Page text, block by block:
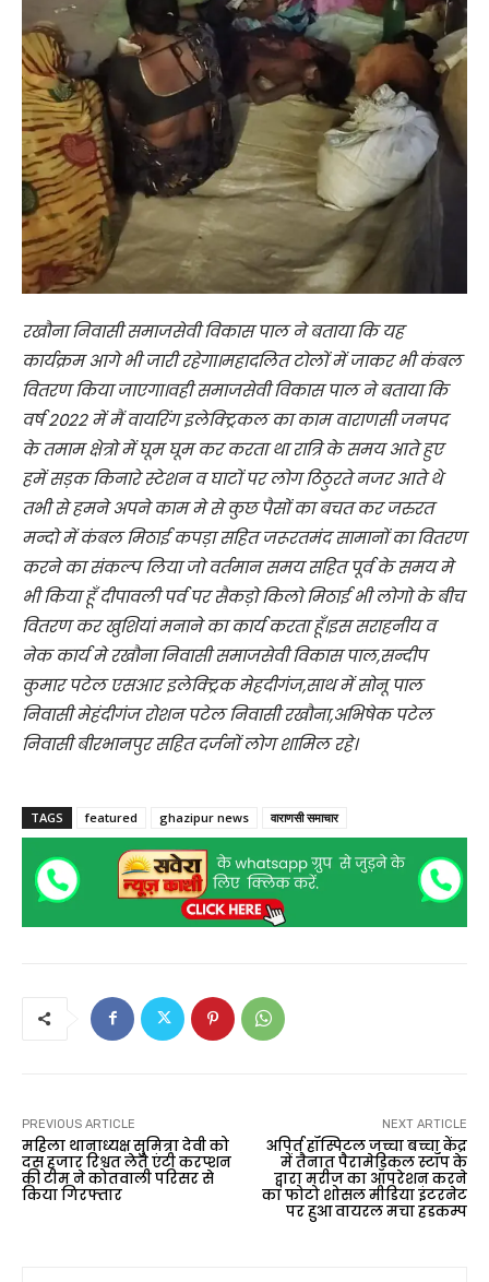
रखौना निवासी समाजसेवी विकास पाल ने बताया कि यह
कार्यक्रम आगे भी जारी रहेगा।महादलित टोलों में जाकर भी कंबल
वितरण किया जाएगा।वही समाजसेवी विकास पाल ने बताया कि
वर्ष 2022 में मैं वायरिंग इलेक्ट्रिकल का काम वाराणसी जनपद
के तमाम क्षेत्रो में घूम घूम कर करता था रात्रि के समय आते हुए
हमें सड़क किनारे स्टेशन व घाटों पर लोग ठिठुरते नजर आते थे
तभी से हमने अपने काम मे से कुछ पैसों का बचत कर जरुरत
मन्दो में कंबल मिठाई कपड़ा सहित जरूरतमंद सामानों का वितरण
करने का संकल्प लिया जो वर्तमान समय सहित पूर्व के समय मे
भी किया हूँ दीपावली पर्व पर सैकड़ो किलो मिठाई भी लोगो के बीच
वितरण कर खुशियां मनाने का कार्य करता हूँ।इस सराहनीय व
नेक कार्य मे रखौना निवासी समाजसेवी विकास पाल,सन्दीप
कुमार पटेल एसआर इलेक्ट्रिक मेहदीगंज,साथ में सोनू पाल
निवासी मेहंदीगंज रोशन पटेल निवासी रखौना,अभिषेक पटेल
निवासी बीरभानपुर सहित दर्जनों लोग शामिल रहे।
TAGS featured ghazipur news वाराणसी समाचार
PREVIOUS ARTICLE
महिला थानाध्यक्ष सुमित्रा देवी को
दस हजार रिश्वत लेते एंटी करप्शन
की टीम ने कोतवाली परिसर से
किया गिरफ्तार
NEXT ARTICLE
अपिर्त हॉस्पिटल जच्चा बच्चा केंद्र
में तैनात पैरामेडिकल स्टॉप के
द्वारा मरीज का ऑपरेशन करने
का फोटो शोसल मीडिया इंटरनेट
पर हुआ वायरल मचा हडकम्प